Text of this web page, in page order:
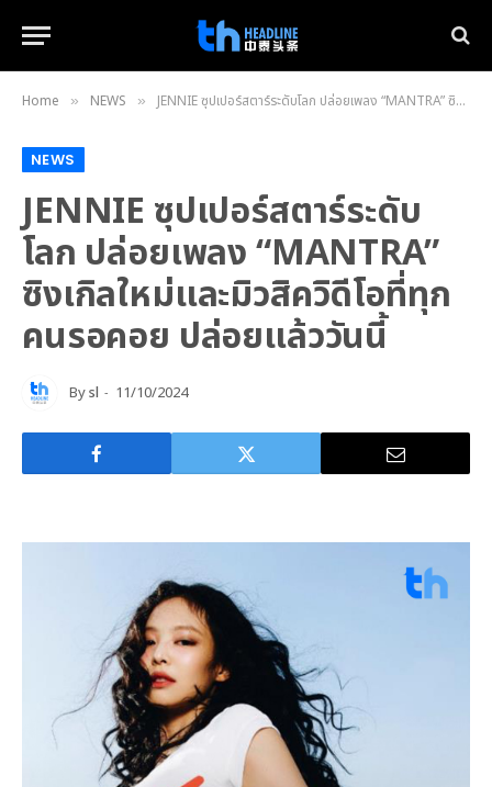
Home » NEWS » JENNIE ซุปเปอร์สตาร์ระดับโลก ปล่อยเพลง “MANTRA” ซิงเกิลใหม่และมิวสิควิดีโอที่ทุกคนรอคอย ปล่อยแล้ววันนี้
NEWS
JENNIE ซุปเปอร์สตาร์ระดับ
โลก ปล่อยเพลง “MANTRA”
ซิงเกิลใหม่และมิวสิควิดีโอที่ทุก
คนรอคอย ปล่อยแล้ววันนี้
Bysl 11/10/2024